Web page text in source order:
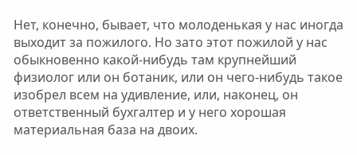
Нет, конечно, бывает, что молоденькая у нас иногда
выходит за пожилого. Но зато этот пожилой у нас
обыкновенно какой-нибудь там крупнейший
физиолог или он ботаник, или он чего-нибудь такое
изобрел всем на удивление, или, наконец, он
ответственный бухгалтер и у него хорошая
материальная база на двоих.